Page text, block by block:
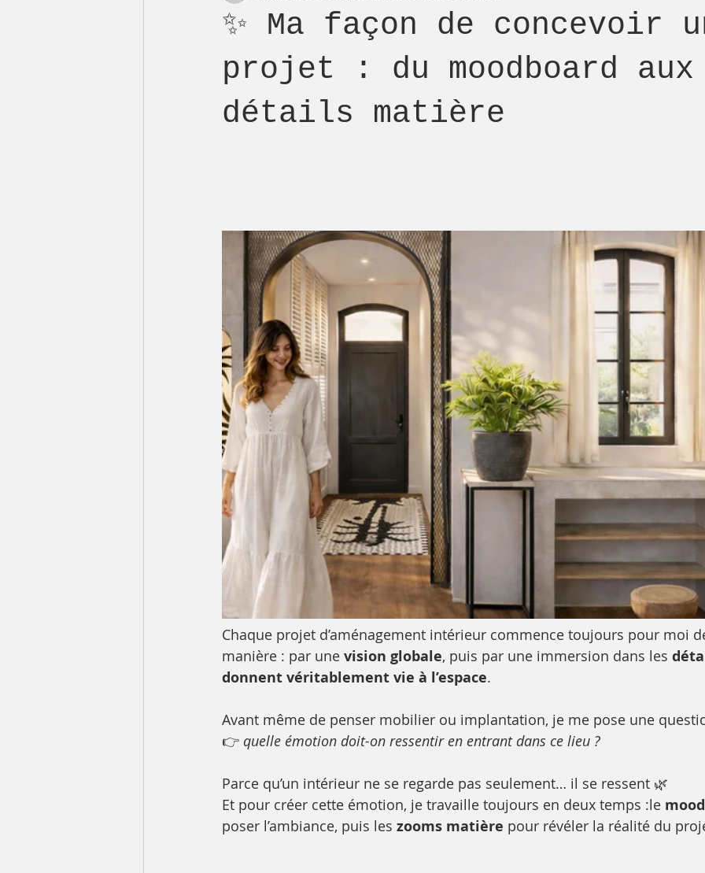
✨ Ma façon de concevoir
projet : du moodboard aux
détails matière
Chaque projet d’aménagement intérieur commence toujours pour moi
manière : par une vision globale, puis par une immersion dans les
donnent véritablement vie à l’espace.
Avant même de penser mobilier ou implantation, je me pose une
👉 quelle émotion doit-on ressentir en entrant dans ce lieu ?
Parce qu’un intérieur ne se regarde pas seulement… il se ressent 🌿
Et pour créer cette émotion, je travaille toujours en deux temps :le
poser l’ambiance, puis les zooms matière pour révéler la réalité du